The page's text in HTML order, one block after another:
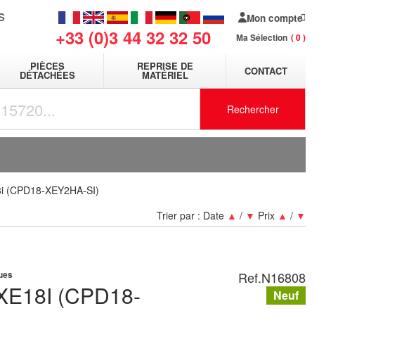
+33 (0)3 44 32 32 50
Mon compte
Ma Sélection 0
PIÈCES
DÉTACHÉES
REPRISE DE
MATÉRIEL CONTACT
Rechercher
(CPD18-XEY2HA-SI)
Trier par : Date ▲ / ▼ Prix ▲ / ▼
(CPD18-
Ref.N16808
Neuf